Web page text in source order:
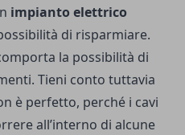
impianto elettrico
di risparmiare.
la possibilità di
Tieni conto tuttavia
è perfetto, perché i cavi
all’interno di alcune